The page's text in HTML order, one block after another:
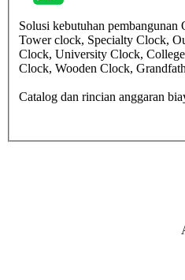
Solusi kebutuhan
Tower clock, Specialty Clock,
Clock, University Clock,
Clock, Wooden Clock,
Catalog dan rincian anggaran